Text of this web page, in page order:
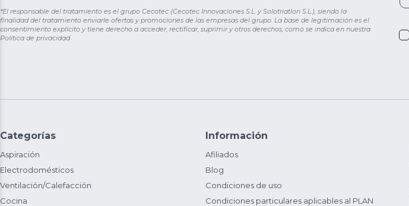
*El responsable del tratamiento es el grupo Cecotec (Cecotec Innovaciones S.L. y Solotriatlon S.L.), siendo la
finalidad del tratamiento enviarle ofertas y promociones de las empresas del grupo. La base de legitimación es el
consentimiento explícito y tiene derecho a acceder, rectificar, suprimir y otros derechos, como se indica en nuestra
Política de privacidad
Categorías
Aspiración
Electrodomésticos
Ventilación/Calefacción
Cocina
Información
Afiliados
Blog
Condiciones de uso
Condiciones particulares aplicables al PLAN